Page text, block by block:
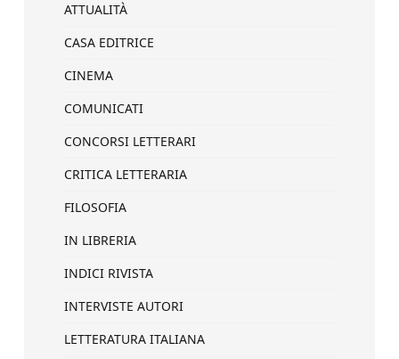
ATTUALITÀ
CASA EDITRICE
CINEMA
COMUNICATI
CONCORSI LETTERARI
CRITICA LETTERARIA
FILOSOFIA
IN LIBRERIA
INDICI RIVISTA
INTERVISTE AUTORI
LETTERATURA ITALIANA